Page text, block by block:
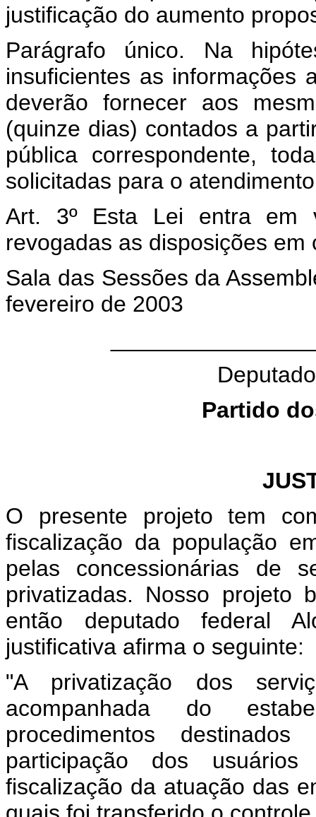
justificação do aumento
Parágrafo único. Na
insuficientes as informações
deverão fornecer aos
(quinze dias) contados a
pública correspondente,
solicitadas para o
Art. 3º Esta Lei entra em
revogadas as disposições em
Sala das Sessões da
fevereiro de 2003
Partido
O presente projeto tem
fiscalização da população
pelas concessionárias de
privatizadas. Nosso projeto
então deputado federal
justificativa afirma o seguinte:
"A privatização dos
acompanhada do
procedimentos
participação dos
fiscalização da atuação das